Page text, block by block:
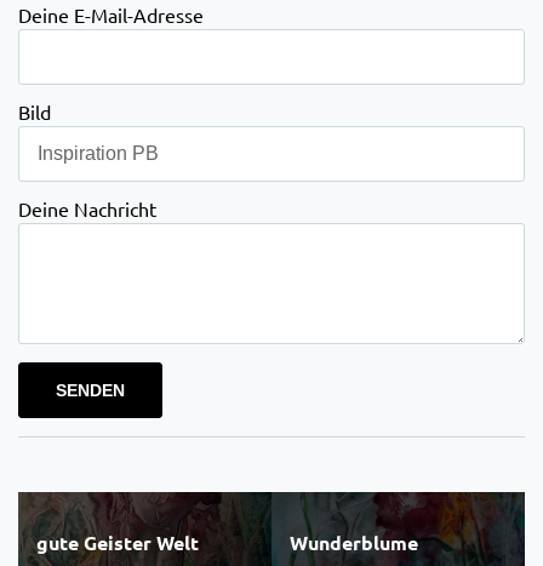
Deine E-Mail-Adresse
Bild
Deine Nachricht
Bitte lasse dieses Feld leer.
Beitragsnavigation
gute Geister Welt Wunderblume